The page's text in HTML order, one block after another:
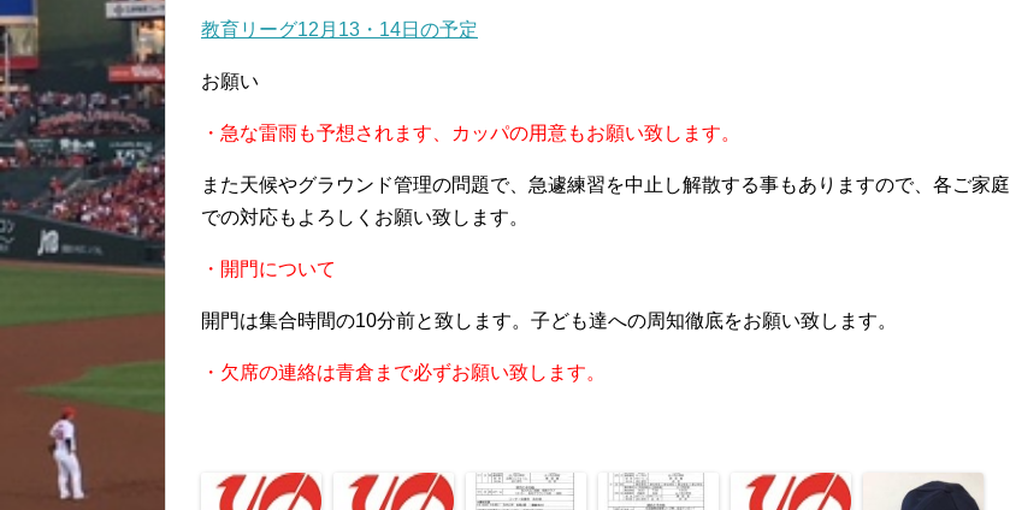
教育リーグ12月13・14日の予定
お願い
・急な雷雨も予想されます、カッパの用意もお願い致します。
また天候やグラウンド管理の問題で、急遽練習を中止し解散する事もありますので、各ご家庭
での対応もよろしくお願い致します。
・開門について
開門は集合時間の10分前と致します。子ども達への周知徹底をお願い致します。
・欠席の連絡は青倉まで必ずお願い致します。